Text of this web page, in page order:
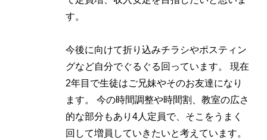
す。
今後に向けて折り込みチラシやポスティン
グなど自分でぐるぐる回っています。 現在
2年目で生徒はご兄妹やそのお友達になり
ます。 今の時間調整や時間割、教室の広さ
的な部分もあり4人定員で、そこをうまく
回して増員していきたいと考えています。